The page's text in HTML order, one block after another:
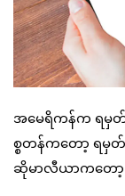
အမေရိကန်က ရမှတ်
စ္စတန်ကတော့ ရမှ
ဆိုမာလီယာကတော့